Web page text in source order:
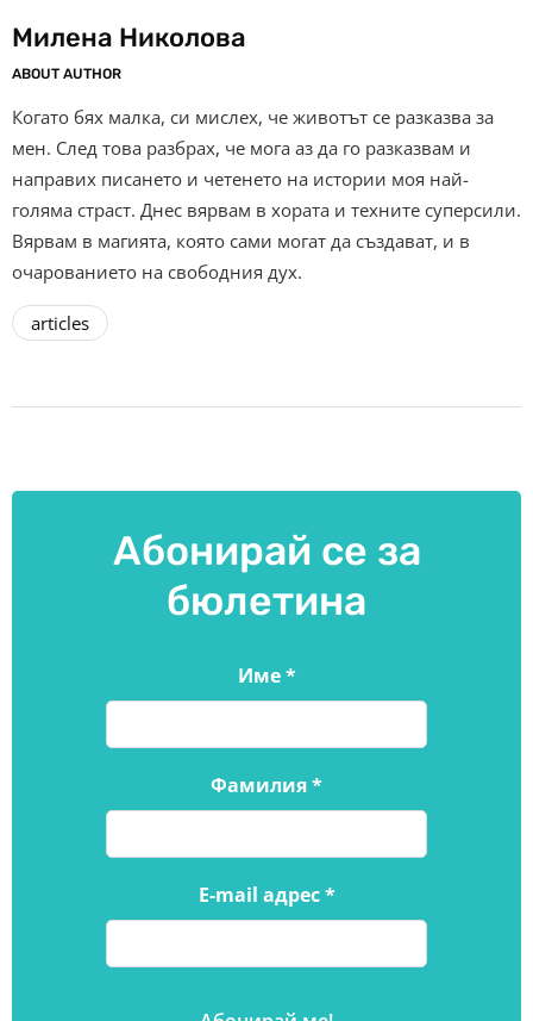
Милена Николова
ABOUT AUTHOR
Когато бях малка, си мислех, че животът се разказва за
мен. След това разбрах, че мога аз да го разказвам и
направих писането и четенето на истории моя най-
голяма страст. Днес вярвам в хората и техните суперсили.
Вярвам в магията, която сами могат да създават, и в
очарованието на свободния дух.
articles
Абонирай се за
бюлетина
Име*
Фамилия*
E-mail адрес*